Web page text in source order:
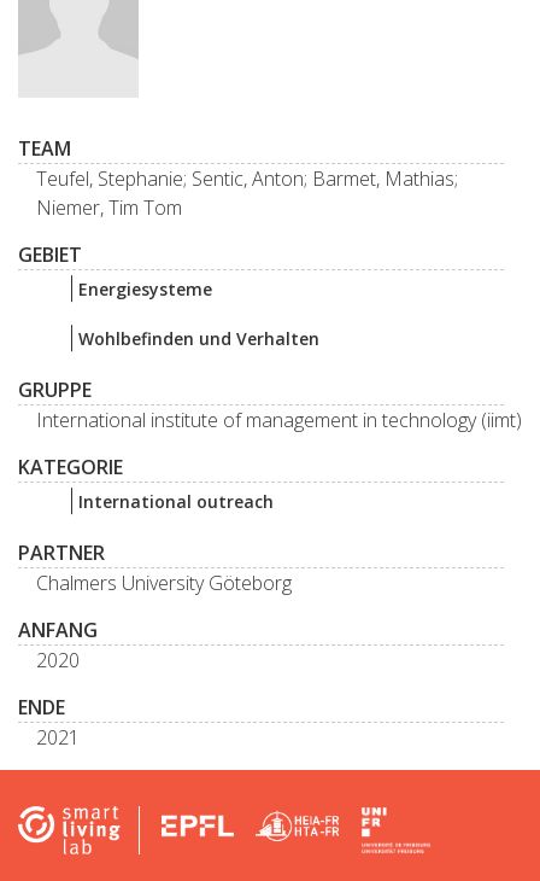
TEAM
Teufel, Stephanie; Sentic, Anton; Barmet, Mathias;
Niemer, Tim Tom
GEBIET
Energiesysteme
Wohlbefinden und Verhalten
GRUPPE
International institute of management in technology (iimt)
KATEGORIE
International outreach
PARTNER
Chalmers University Göteborg
ANFANG
2020
ENDE
2021